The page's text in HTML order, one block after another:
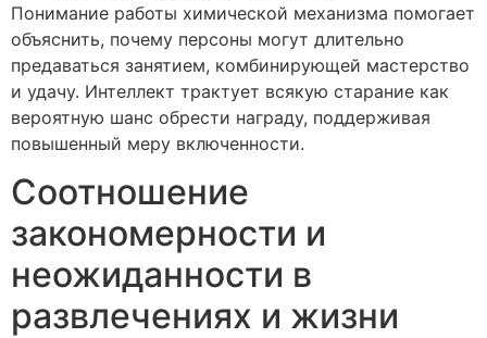
Понимание работы химической механизма помогает
объяснить, почему персоны могут длительно
предаваться занятием, комбинирующей мастерство
и удачу. Интеллект трактует всякую старание как
вероятную шанс обрести награду, поддерживая
повышенный меру включенности.
Соотношение
закономерности и
неожиданности в
развлечениях и жизни